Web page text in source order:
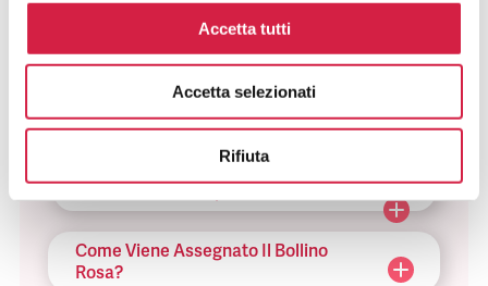
Accetta tutti
Accetta selezionati
Rifiuta
FAQ SUGLI OSPEDALI BOLLINO
ROSA
Cosa Sono Gli Ospedali Bollino Rosa?
Come Viene Assegnato Il Bollino
Rosa?